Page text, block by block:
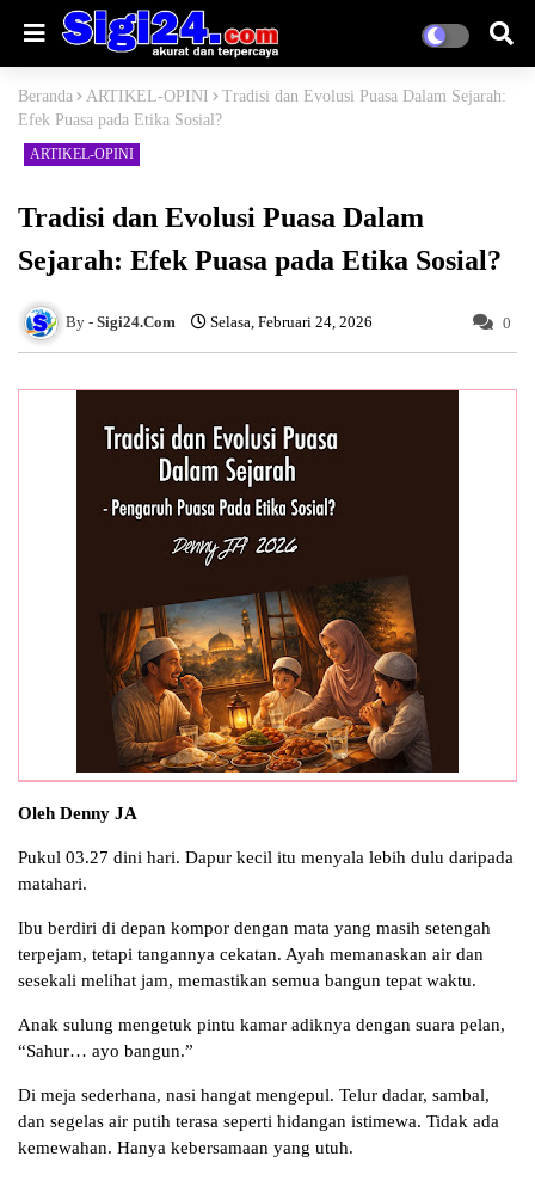
Beranda ARTIKEL-OPINI
Tradisi dan Evolusi Puasa Dalam Sejarah:
Efek Puasa pada Etika Sosial?
ARTIKEL-OPINI
Tradisi dan Evolusi Puasa Dalam
Sejarah: Efek Puasa pada Etika Sosial?
Sigi24.Com Selasa, Februari 24, 2026 0
Oleh Denny JA
Pukul 03.27 dini hari. Dapur kecil itu menyala lebih dulu daripada
matahari.
Ibu berdiri di depan kompor dengan mata yang masih setengah
terpejam, tetapi tangannya cekatan. Ayah memanaskan air dan
sesekali melihat jam, memastikan semua bangun tepat waktu.
Anak sulung mengetuk pintu kamar adiknya dengan suara pelan,
“Sahur… ayo bangun.”
Di meja sederhana, nasi hangat mengepul. Telur dadar, sambal,
dan segelas air putih terasa seperti hidangan istimewa. Tidak ada
kemewahan. Hanya kebersamaan yang utuh.